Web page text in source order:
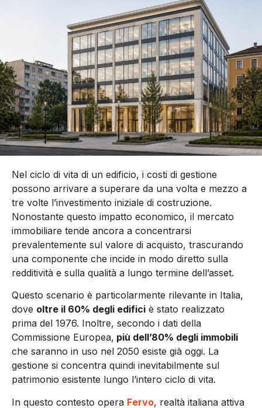
Nel ciclo di vita di un edificio, i costi di gestione
possono arrivare a superare da una volta e mezzo a
tre volte l’investimento iniziale di costruzione.
Nonostante questo impatto economico, il mercato
immobiliare tende ancora a concentrarsi
prevalentemente sul valore di acquisto, trascurando
una componente che incide in modo diretto sulla
redditività e sulla qualità a lungo termine dell’asset.
Questo scenario è particolarmente rilevante in Italia,
dove oltre il 60% degli edifici è stato realizzato
prima del 1976. Inoltre, secondo i dati della
Commissione Europea, più dell’80% degli immobili
che saranno in uso nel 2050 esiste già oggi. La
gestione si concentra quindi inevitabilmente sul
patrimonio esistente lungo l’intero ciclo di vita.
In questo contesto opera Fervo, realtà italiana attiva